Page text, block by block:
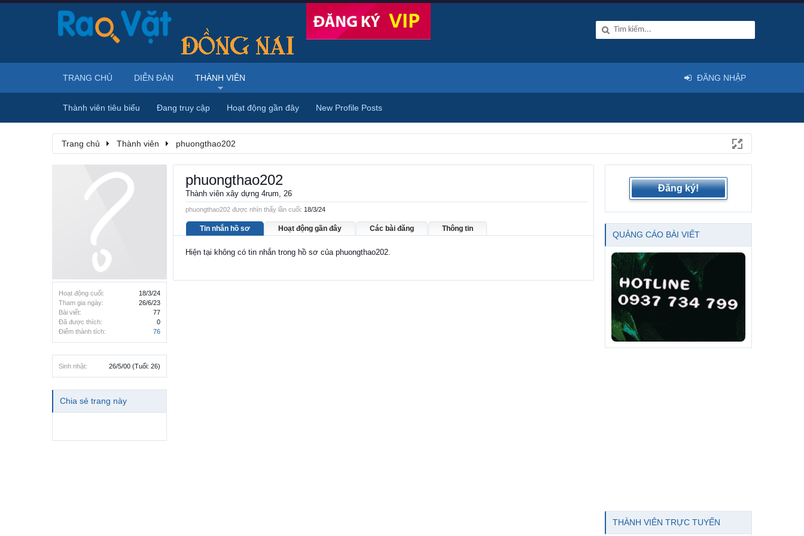
Trang chủ Thành viên phuongthao202
Hoạt động cuối:
18/3/24
Tham gia ngày:
26/6/23
Bài viết:
77
Đã được thích:
0
Điểm thành tích:
76
Sinh nhật: 26/5/00 (Tuổi: 26)
Chia sẻ trang này
phuongthao202
Thành viên xây dựng 4rum, 26
phuongthao202 được nhìn thấy lần cuối: 18/3/24
Tin nhắn hồ sơ Hoạt động gần đây Các bài đăng Thông tin
Hiện tại không có tin nhắn trong hồ sơ của phuongthao202.
Đăng ký!
QUẢNG CÁO BÀI VIẾT
THÀNH VIÊN TRỰC TUYẾN
TRANG CHỦ DIỄN ĐÀN THÀNH VIÊN
Thành viên tiêu biểu Đang truy cập Hoạt động gần đây New Profile Posts
ĐĂNG NHẬP